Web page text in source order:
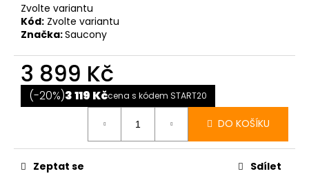
Zvolte variantu
Kód: Zvolte variantu
Značka:Saucony
3 899 Kč
cena:
(-20%)3 119 Kčcena s kódem START20
DO KOŠÍKU
Zeptat se Sdílet